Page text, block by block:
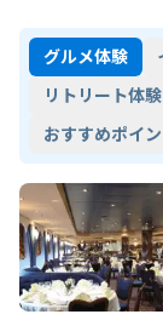
グルメ体験
リトリート体験
おすすめポイ